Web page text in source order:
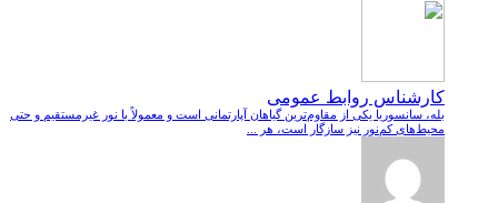
کارشناس روابط عمومی
بله، سانسوریا یکی از مقاوم‌ترین گیاهان آپارتمانی است و معمولاً با نور غیرمستقیم و حتی
محیط‌های کم‌نور نیز سازگار است، هر ...